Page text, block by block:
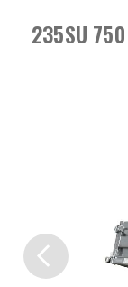
235SU
Previous